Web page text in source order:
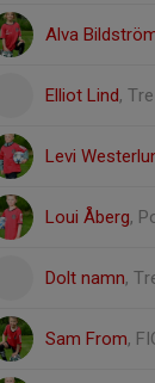
Alva
Elliot Lind,
Levi
Loui Åberg,
Dolt namn,
Sam From,